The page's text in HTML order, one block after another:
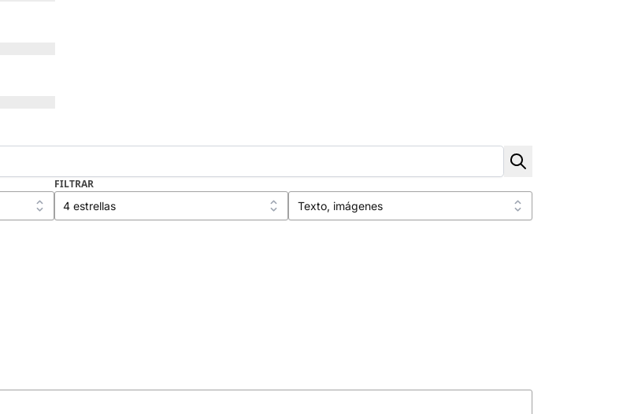
FILTRAR